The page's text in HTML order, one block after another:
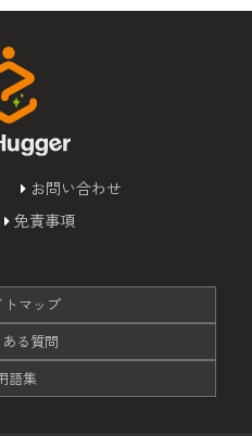
お問い合わせ
免責事項
マップ
る質問
語集